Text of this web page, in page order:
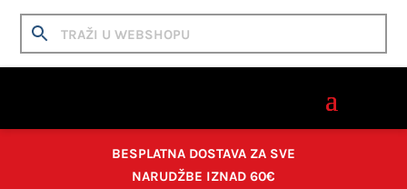
BESPLATNA DOSTAVA ZA SVE
NARUDŽBE IZNAD 60€